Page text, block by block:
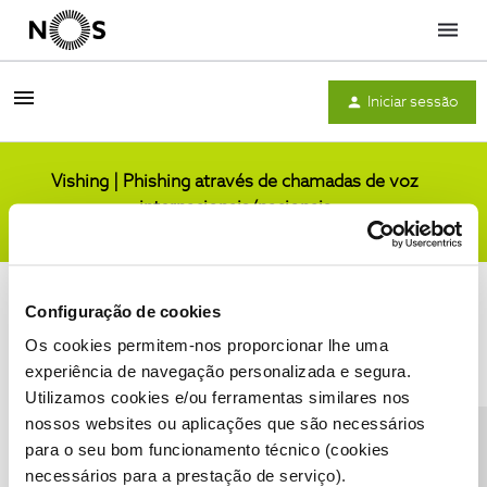
Configuração de cookies
Os cookies permitem-nos proporcionar lhe uma
experiência de navegação personalizada e segura.
Utilizamos cookies e/ou ferramentas similares nos
nossos websites ou aplicações que são necessários
para o seu bom funcionamento técnico (cookies
necessários para a prestação de serviço).
Menu
Iniciar sessão
Vishing | Phishing através de chamadas de voz
internacionais/nacionais
Condições do Fórum NOS Accessibility statement